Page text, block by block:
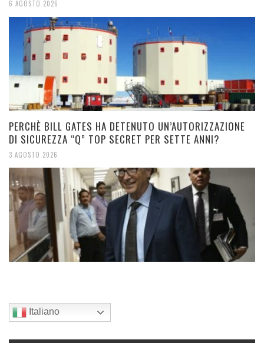
6 AGOSTO 2026
PERCHÈ BILL GATES HA DETENUTO UN’AUTORIZZAZIONE
DI SICUREZZA “Q” TOP SECRET PER SETTE ANNI?
3 AGOSTO 2026
Italiano